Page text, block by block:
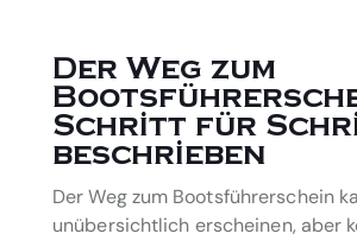
Der Weg zum
Schritt für
beschrieben
Der Weg zum Bootsführerschein
unübersichtlich erscheinen, aber